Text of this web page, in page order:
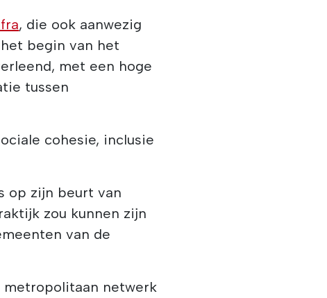
, die ook aanwezig
begin van het
met een hoge
tussen
cohesie, inclusie
op zijn beurt van
zou kunnen zijn
van de
metropolitaan netwerk